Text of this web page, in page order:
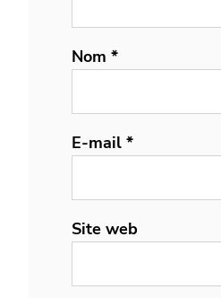
Nom *
E-mail *
Site web